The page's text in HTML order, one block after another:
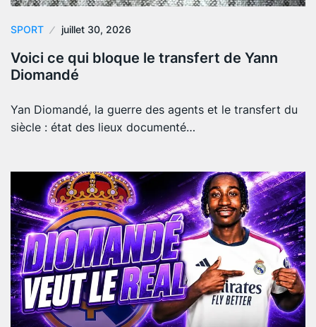
SPORT juillet 30, 2026
Voici ce qui bloque le transfert de Yann
Diomandé
Yan Diomandé, la guerre des agents et le transfert du
siècle : état des lieux documenté…